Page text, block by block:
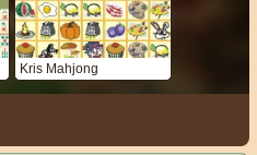
Kris Mahjong